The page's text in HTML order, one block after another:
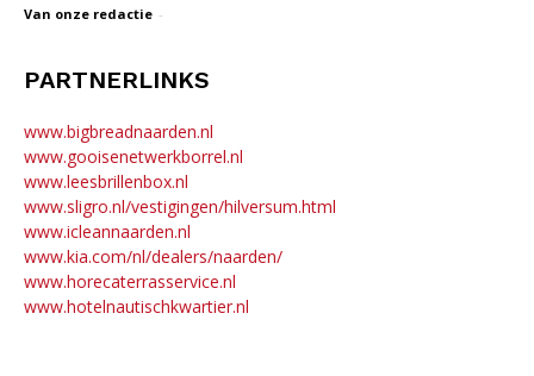
Van onze redactie -
PARTNERLINKS
www.bigbreadnaarden.nl
www.gooisenetwerkborrel.nl
www.leesbrillenbox.nl
www.sligro.nl/vestigingen/hilversum.html
www.icleannaarden.nl
www.kia.com/nl/dealers/naarden/
www.horecaterrasservice.nl
www.hotelnautischkwartier.nl